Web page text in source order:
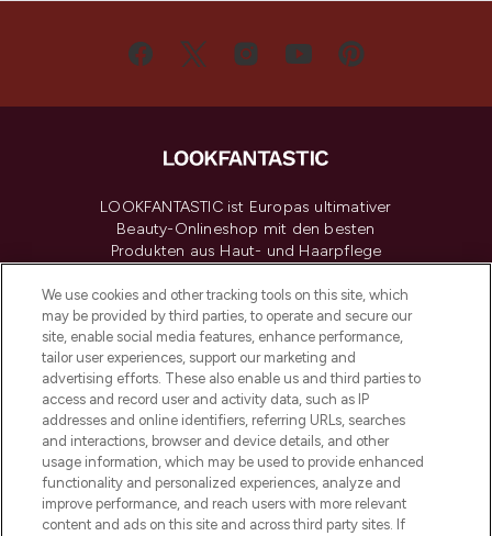
LOOKFANTASTIC ist Europas ultimativer
Beauty-Onlineshop mit den besten
Produkten aus Haut- und Haarpflege
renommierten Marken. Shoppe online
oder über die App mit kostenloser
Lieferung ab einem Einkaufswert von 30€.
Cookie-Einwilligung
Do Not Sell or Share My Personal
Information
HILFE & INFORMATION
We use cookies and other tracking tools on this site, which
may be provided by third parties, to operate and secure our
site, enable social media features, enhance performance,
tailor user experiences, support our marketing and
advertising efforts. These also enable us and third parties to
access and record user and activity data, such as IP
addresses and online identifiers, referring URLs, searches
and interactions, browser and device details, and other
usage information, which may be used to provide enhanced
functionality and personalized experiences, analyze and
improve performance, and reach users with more relevant
content and ads on this site and across third party sites. If